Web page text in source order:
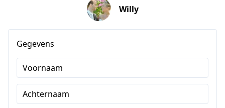
Willy
Gegevens
Voornaam
Achternaam